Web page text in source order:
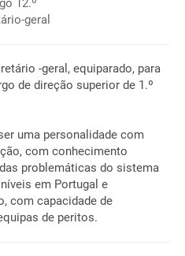
12.º
geral
-geral, equiparado, para
de direção superior de 1.º
uma personalidade com
com conhecimento
problemáticas do sistema
em Portugal e
com capacidade de
de peritos.